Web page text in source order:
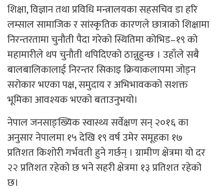
शिक्षा, विज्ञान तथा प्रविधि मन्त्रालयका सहसचिव डा हरि
लम्साल सामाजिक र सांस्कृतिक कारणले छात्राको शिक्षामा
निरन्तरतामा चुनौती पैदा गरेको स्थितिमा कोभिड–१९ को
महामारीले थप चुनौती थपिदिएको ठान्नुहुन्छ । उहाँले सबै
बालबालिकालाई निरन्तर सिकाइ क्रियाकलापमा जोड्न
सरोकार भएका पक्ष, समुदाय र अभिभावकको सशक्त
भूमिका आवश्यक भएको बताउनुभयो।
नेपाल जनसाङ्ख्यिक स्वास्थ्य सर्वेक्षण सन् २०१६ का
अनुसार नेपालमा १५ देखि १९ वर्ष उमेर समूहका १७
प्रतिशत किशोरी गर्भवती हुने गर्छन् । ग्रामीण क्षेत्रमा यो दर
२२ प्रतिशत रहेको छ भने सहरी क्षेत्रमा १३ प्रतिशत रहेको
छ।